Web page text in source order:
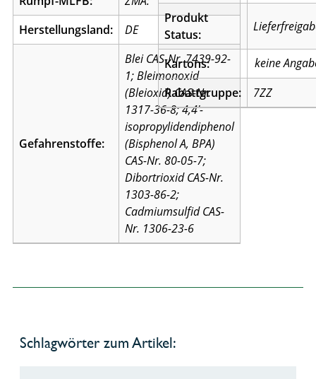
Herstellungsland:
DE
Gefahrenstoffe:
Blei CAS-Nr. 7439-92-
1; Bleimonoxid
(Bleioxid) CAS-Nr.
1317-36-8; 4,4′-
isopropylidendiphenol
(Bisphenol A, BPA)
CAS-Nr. 80-05-7;
Dibortrioxid CAS-Nr.
1303-86-2;
Cadmiumsulfid CAS-
Nr. 1306-23-6
Produkt
Status:
Kartons:
Rabattgruppe:
7ZZ
Schlagwörter zum Artikel: